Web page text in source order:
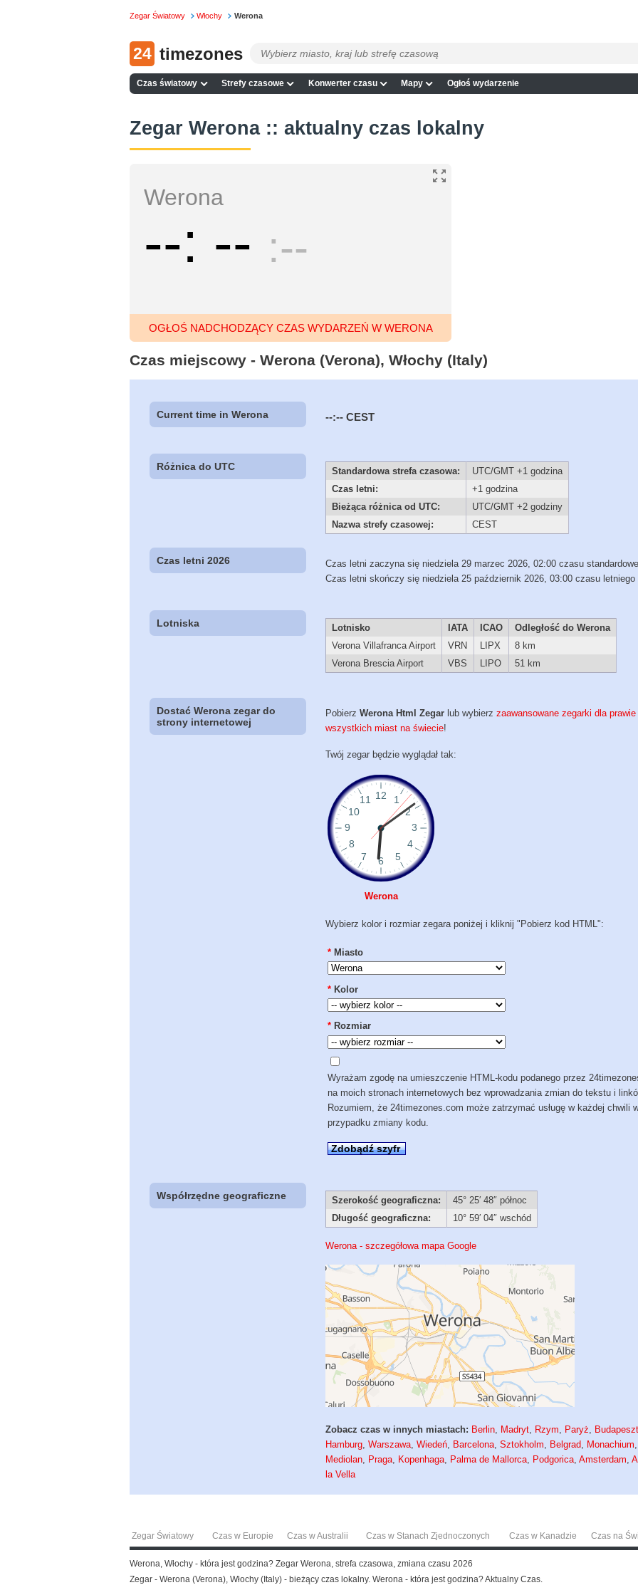
Zegar Światowy Włochy Werona
24 timezones
Czas światowy Strefy czasowe Konwerter czasu Mapy Ogłoś wydarzenie
Zegar Werona :: aktualny czas lokalny
Werona
-- -- --
OGŁOŚ NADCHODZĄCY CZAS WYDARZEŃ W WERONA
Czas miejscowy - Werona (Verona), Włochy (Italy)
Current time in Werona --:-- CEST
Różnica do UTC Standardowa strefa czasowa:
UTC/GMT +1 godzina
Czas letni:
+1 godzina
Bieżąca różnica od UTC:
UTC/GMT +2 godziny
Nazwa strefy czasowej:
CEST
Czas letni 2026
Czas letni zaczyna się niedziela 29 marzec 2026, 02:00 czasu
Czas letni skończy się niedziela 25 październik 2026, 03:00 czasu letniego
Lotniska Lotnisko IATA ICAO
Odległość do Werona
Verona Villafranca Airport
VRN LIPX
8 km
Verona Brescia Airport
VBS LIPO 51 km
Dostać Werona zegar do
strony internetowej
PobierzWerona Html Zegar lub wybierzzaawansowane zegarki dla prawie
wszystkich miast na świecie!
Twój zegar będzie wyglądał tak:
Werona
Wybierz kolor i rozmiar zegara poniżej i kliknij "Pobierz kod HTML":
* Miasto
* Kolor
* Rozmiar
Wyrażam zgodę na umieszczenie HTML-kodu podanego przez
na moich stronach internetowych bez wprowadzania zmian do tekstu i
Rozumiem, że 24timezones.com może zatrzymać usługę w każdej chwili
przypadku zmiany kodu.
Zdobądź szyfr
Współrzędne geograficzne Szerokość geograficzna:
45° 25′ 48″ północ
Długość geograficzna:
10° 59′ 04″ wschód
Werona - szczegółowa mapa Google
Zobacz czas w innych miastach: Berlin, Madryt, Rzym, Paryż,
Hamburg,Warszawa,Wiedeń, Barcelona,Sztokholm, Belgrad, Monachium,
Mediolan, Praga, Kopenhaga, Palma de Mallorca, Podgorica,Amsterdam,
la Vella
Zegar Światowy Czas w Europie Czas w Australii Czas w Stanach Zjednoczonych Czas w Kanadzie Czas na
Werona, Włochy - która jest godzina? Zegar Werona, strefa czasowa, zmiana czasu 2026
Zegar - Werona (Verona), Włochy (Italy) - bieżący czas lokalny. Werona - która jest godzina? Aktualny Czas.